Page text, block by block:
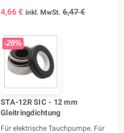
4,66 € inkl. MwSt. 6,47 €
-28%
STA-12R SIC - 12 mm
Gleitringdichtung
Für elektrische Tauchpumpe. Für